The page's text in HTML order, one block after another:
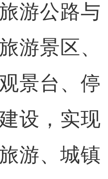
游公路与
游景区、
景台、停
设，实现
游、城镇